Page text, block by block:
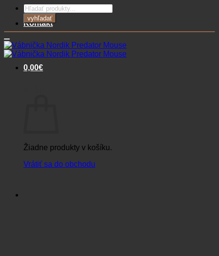
Kontakt
0,00€
Žiadne produkty v košíku.
Vrátiť sa do obchodu
Products
search
vyhľadať